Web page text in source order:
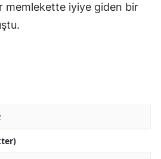
memlekette iyiye giden bir